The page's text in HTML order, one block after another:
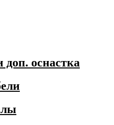
оснастка